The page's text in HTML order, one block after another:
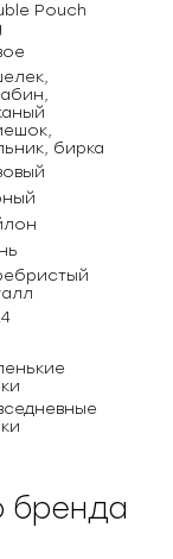
Pouch
бирка
бренда